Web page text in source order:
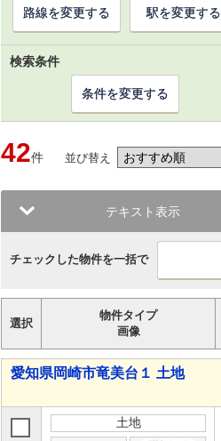
路線を変更する 駅を変更する
検索条件
条件を変更する
42件 並び替え
テキスト表示
チェックした物件を一括で
選択
物件タイプ
画像
愛知県岡崎市竜美台１ 土地
土地